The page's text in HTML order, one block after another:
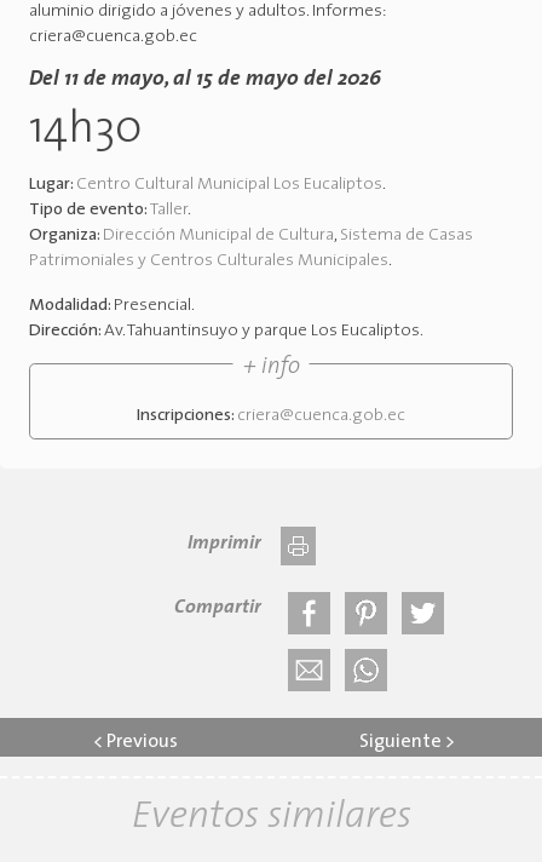
aluminio dirigido a jóvenes y adultos. Informes:
criera@cuenca.gob.ec
Del 11 de mayo, al 15 de mayo del 2026
14h30
Lugar: Centro Cultural Municipal Los Eucaliptos.
Tipo de evento: Taller.
Organiza: Dirección Municipal de Cultura, Sistema de Casas
Patrimoniales y Centros Culturales Municipales.
Modalidad: Presencial.
Dirección: Av. Tahuantinsuyo y parque Los Eucaliptos.
+ info
Inscripciones: criera@cuenca.gob.ec
Imprimir
Compartir
< Previous Siguiente >
Eventos similares